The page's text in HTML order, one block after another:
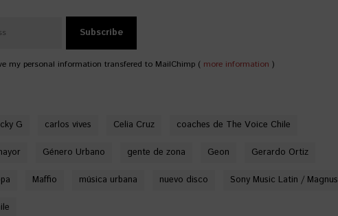
my personal information transfered to MailChimp ( more information )
G carlos vives Celia Cruz coaches de The Voice Chile
Género Urbano gente de zona Geon Gerardo Ortiz
Maffio música urbana nuevo disco Sony Music Latin / Magnus